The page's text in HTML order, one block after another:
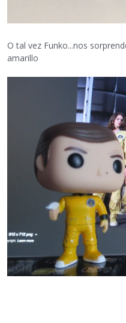
O tal vez Funko...nos
amarillo